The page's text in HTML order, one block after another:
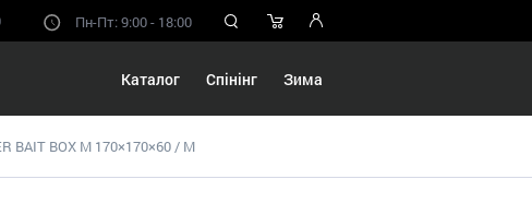
Пн-Пт: 9:00 - 18:00
Каталог Спінінг Зима
BAIT BOX M 170×170×60 / M